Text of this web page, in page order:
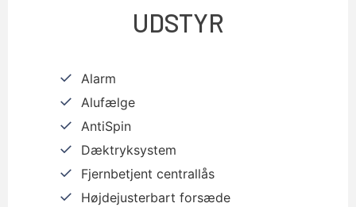
UDSTYR
Alarm
Alufælge
AntiSpin
Dæktryksystem
Fjernbetjent centrallås
Højdejusterbart forsæde